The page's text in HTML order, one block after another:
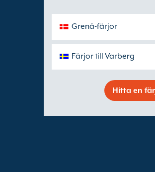
Grenå-färjor
Färjor till Varberg
Hitta en